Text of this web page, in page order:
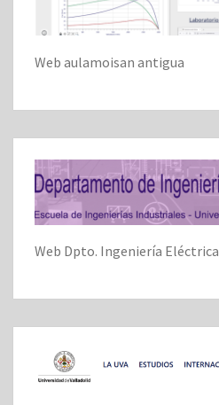
Web aulamoisan antigua
Web Dpto. Ingeniería Eléctrica